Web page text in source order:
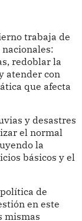
trabaja de
redoblar la
atender con
que afecta
y desastres
el normal
la
básicos y el
de
en este
mismas